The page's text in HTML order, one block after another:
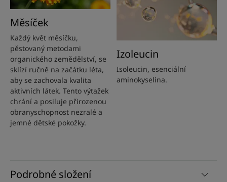
Podrobné složení
Měsíček
Každý květ měsíčku,
pěstovaný metodami
organického zemědělství, se
sklízí ručně na začátku léta,
aby se zachovala kvalita
aktivních látek. Tento výtažek
chrání a posiluje přirozenou
obranyschopnost nezralé a
jemné dětské pokožky.
Izoleucin
Isoleucin, esenciální
aminokyselina.